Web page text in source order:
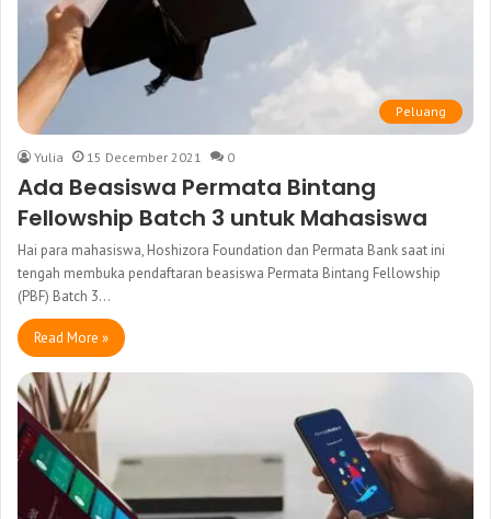
Peluang
Yulia 15 December 2021 0
Ada Beasiswa Permata Bintang
Fellowship Batch 3 untuk Mahasiswa
Hai para mahasiswa, Hoshizora Foundation dan Permata Bank saat ini
tengah membuka pendaftaran beasiswa Permata Bintang Fellowship
(PBF) Batch 3…
Read More »